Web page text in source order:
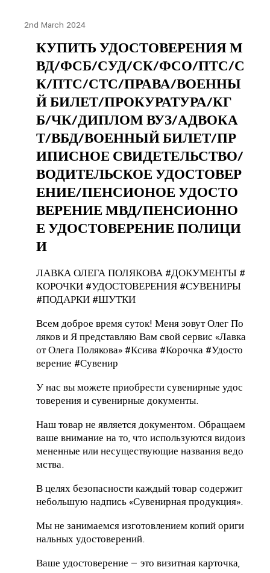
2nd March 2024
КУПИТЬ УДОСТОВЕРЕНИЯ М
ВД/ФСБ/СУД/СК/ФСО/ПТС/С
К/ПТС/СТС/ПРАВА/ВОЕННЫ
Й БИЛЕТ/ПРОКУРАТУРА/КГ
Б/ЧК/ДИПЛОМ ВУЗ/АДВОКА
Т/ВБД/ВОЕННЫЙ БИЛЕТ/ПР
ИПИСНОЕ СВИДЕТЕЛЬСТВО/
ВОДИТЕЛЬСКОЕ УДОСТОВЕР
ЕНИЕ/ПЕНСИОНОЕ УДОСТО
ВЕРЕНИЕ МВД/ПЕНСИОННО
Е УДОСТОВЕРЕНИЕ ПОЛИЦИ
И
ЛАВКА ОЛЕГА ПОЛЯКОВА #ДОКУМЕНТЫ #
КОРОЧКИ #УДОСТОВЕРЕНИЯ #СУВЕНИРЫ
#ПОДАРКИ #ШУТКИ
Всем доброе время суток! Меня зовут Олег По
ляков и Я представляю Вам свой сервис «Лавка
от Олега Полякова» #Ксива #Корочка #Удосто
верение #Сувенир
У нас вы можете приобрести сувенирные удос
товерения и сувенирные документы.
Наш товар не является документом. Обращаем
ваше внимание на то, что используются видоиз
мененные или несуществующие названия ведо
мства.
В целях безопасности каждый товар содержит
небольшую надпись «Сувенирная продукция».
Мы не занимаемся изготовлением копий ориги
нальных удостоверений.
Ваше удостоверение — это визитная карточка,